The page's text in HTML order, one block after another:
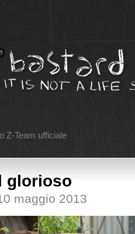
Z-Team ufficiale
glorioso
maggio 2013